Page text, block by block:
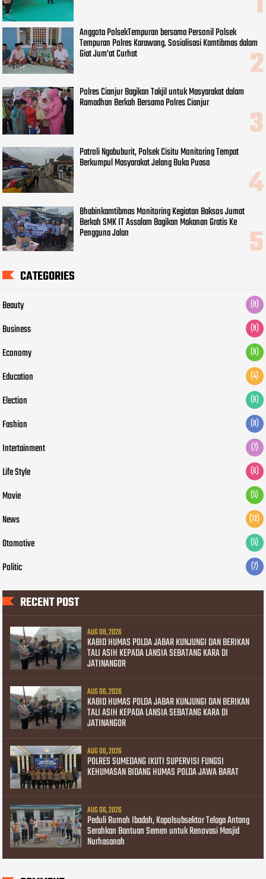
Anggota PolsekTempuran bersama Personil Polsek
Tempuran Polres Karawang. Sosialisasi Kamtibmas dalam
Giat Jum'at Curhat
Polres Cianjur Bagikan Takjil untuk Masyarakat dalam
Ramadhan Berkah Bersama Polres Cianjur
Patroli Ngabuburit, Polsek Cisitu Monitoring Tempat
Berkumpul Masyarakat Jelang Buka Puasa
Bhabinkamtibmas Monitoring Kegiatan Baksos Jumat
Berkah SMK IT Assalam Bagikan Makanan Gratis Ke
Pengguna Jalan
CATEGORIES
Beauty (8)
Business (9)
Economy (9)
Education (4)
Election (6)
Fashion (8)
Intertainment (7)
Life Style (6)
Movie (5)
News (12)
Otomotive (5)
Politic (7)
RECENT POST
AUG 08, 2026
KABID HUMAS POLDA JABAR KUNJUNGI DAN BERIKAN
TALI ASIH KEPADA LANSIA SEBATANG KARA DI
JATINANGOR
AUG 06, 2026
KABID HUMAS POLDA JABAR KUNJUNGI DAN BERIKAN
TALI ASIH KEPADA LANSIA SEBATANG KARA DI
JATINANGOR
AUG 06, 2026
POLRES SUMEDANG IKUTI SUPERVISI FUNGSI
KEHUMASAN BIDANG HUMAS POLDA JAWA BARAT
AUG 06, 2026
Peduli Rumah Ibadah, Kapolsubsektor Telaga Antang
Serahkan Bantuan Semen untuk Renovasi Masjid
Nurhasanah